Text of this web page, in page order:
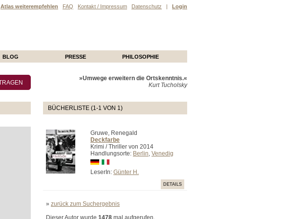
Atlas weiterempfehlen FAQ Kontakt / Impressum Datenschutz | Login
BLOG PRESSE PHILOSOPHIE
»Umwege erweitern die Ortskenntnis.«
Kurt Tucholsky
BÜCHERLISTE (1-1 VON 1)
Gruwe, Renegald
Deckfarbe
Krimi / Thriller von 2014
Handlungsorte: Berlin, Venedig
LeserIn: Günter H.
DETAILS
» zurück zum Suchergebnis
Dieser Autor wurde 1478 mal aufgerufen.